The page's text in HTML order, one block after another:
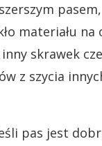
materiału na
skrawek
z szycia
pas jest